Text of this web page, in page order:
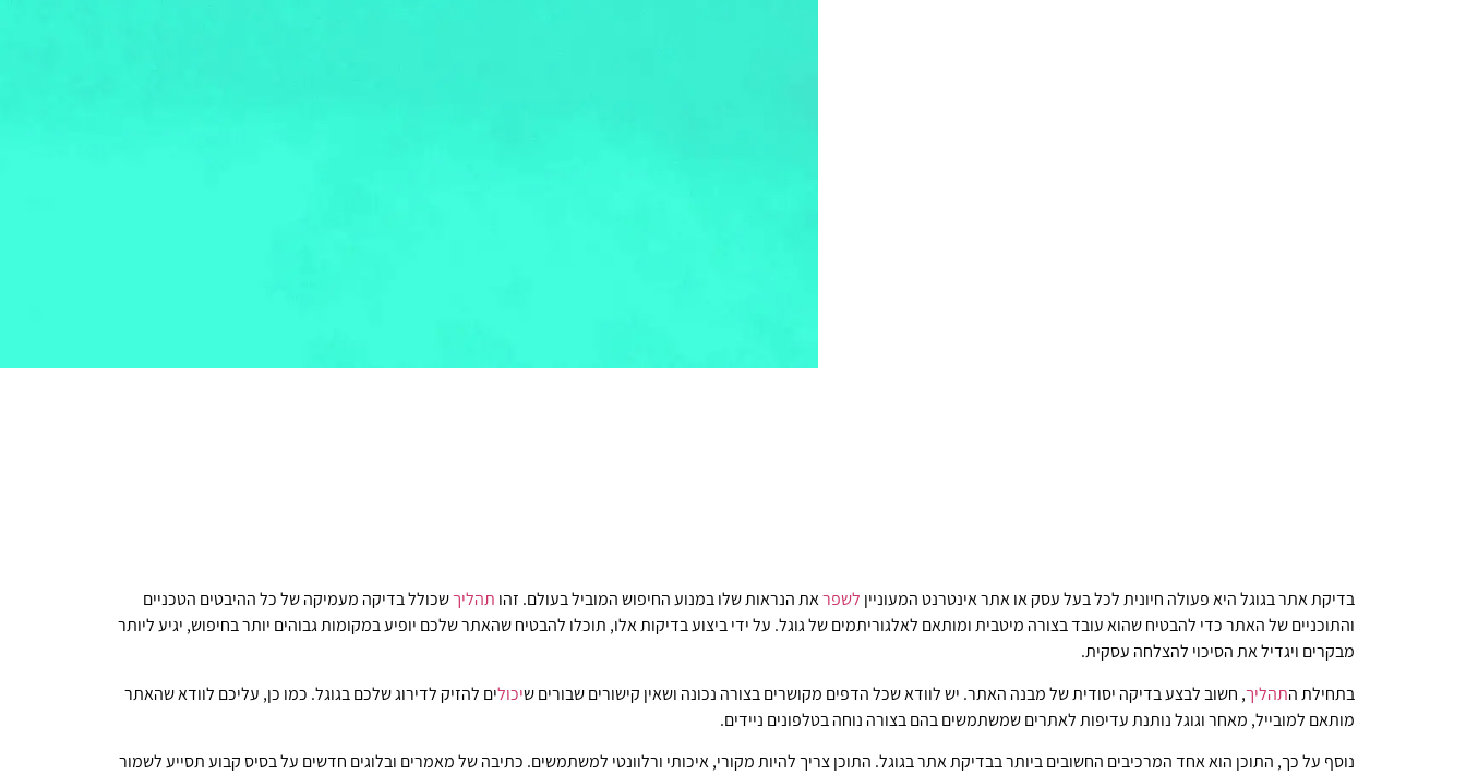
בדיקת אתר בגוגל היא פעולה חיונית לכל בעל עסק או אתר אינטרנט המעוניין לשפראת הנראות שלו במנוע החיפוש המוביל בעולם. זהו תהליךשכולל בדיקה מעמיקה של כל ההיבטים הטכניים
והתוכניים של האתר כדי להבטיח שהוא עובד בצורה מיטבית ומותאם לאלגוריתמים של גוגל. על ידי ביצוע בדיקות אלו, תוכלו להבטיח שהאתר שלכם יופיע במקומות גבוהים יותר בחיפוש, יגיע ליותר
מבקרים ויגדיל את הסיכוי להצלחה עסקית.
בתחילת התהליך, חשוב לבצע בדיקה יסודית של מבנה האתר. יש לוודא שכל הדפים מקושרים בצורה נכונה ושאין קישורים שבורים שיכולים להזיק לדירוג שלכם בגוגל. כמו כן, עליכם לוודא שהאתר
מותאם למובייל, מאחר וגוגל נותנת עדיפות לאתרים שמשתמשים בהם בצורה נוחה בטלפונים ניידים.
נוסף על כך, התוכן הוא אחד המרכיבים החשובים ביותר בבדיקת אתר בגוגל. התוכן צריך להיות מקורי, איכותי ורלוונטי למשתמשים. כתיבה של מאמרים ובלוגים חדשים על בסיס קבוע תסייע לשמור